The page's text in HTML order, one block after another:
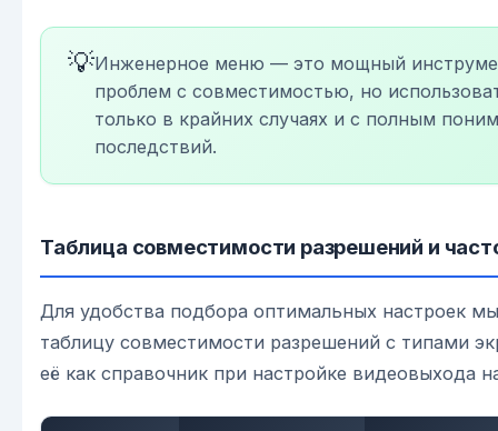
💡Инженерное меню — это мощный
проблем с совместимостью, но
только в крайних случаях и с полным
последствий.
Таблица совместимости разрешений и
Для удобства подбора оптимальных настроек
таблицу совместимости разрешений с типами
её как справочник при настройке видеовыхода